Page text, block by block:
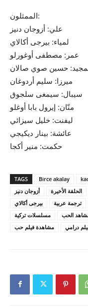
الممثلون:
علي: أزوجان دنيز
لمياء: بيرجى أكالاي
عمر: مصطفى أوغورلو
حسين صوي صالان
ميرزا: سليم أردوغان
سيبال: سيمغى سلجوق
منّان: إيرول بابا أوغلو
ليفنت: خليل سيزائي
عائشة: بينار ديكيجي
حكمت: منير أكجا
TAGS Birce akalay
أزوجان دنيز
الحلقة الأخيرة
بيرجى أكالاي
ترجمة عربية
مسلسلات تركية
الحب
مشاهدة فيلم حب
درامي